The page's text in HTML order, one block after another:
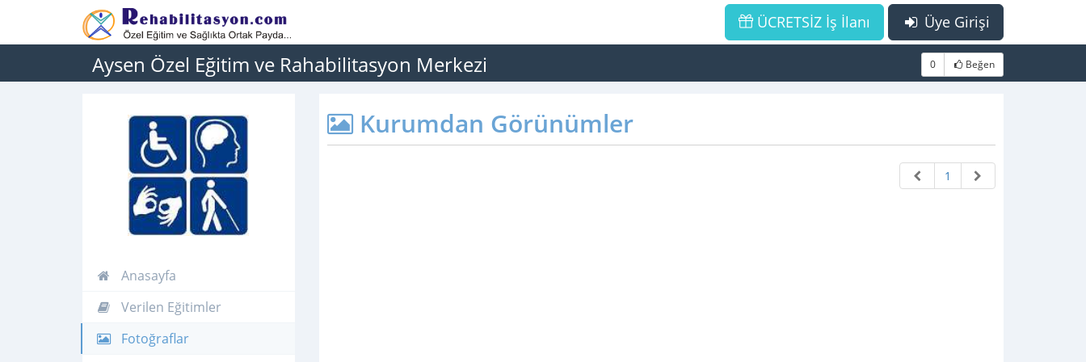
Üye Girişi
ÜCRETSİZ İş İlanı
Aysen Özel Eğitim ve Rahabilitasyon Merkezi 0 Beğen
Anasayfa
Verilen Eğitimler
Fotoğraflar
Kurumdan Görünümler
1